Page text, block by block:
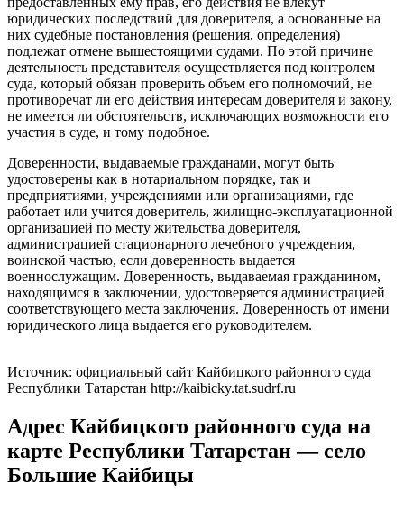
юридических последствий для доверителя, а основанные на
них судебные постановления (решения, определения)
подлежат отмене вышестоящими судами. По этой причине
деятельность представителя осуществляется под контролем
суда, который обязан проверить объем его полномочий, не
противоречат ли его действия интересам доверителя и закону,
не имеется ли обстоятельств, исключающих возможности его
участия в суде, и тому подобное.
Доверенности, выдаваемые гражданами, могут быть
удостоверены как в нотариальном порядке, так и
предприятиями, учреждениями или организациями, где
работает или учится доверитель, жилищно-эксплуатационной
организацией по месту жительства доверителя,
администрацией стационарного лечебного учреждения,
воинской частью, если доверенность выдается
военнослужащим. Доверенность, выдаваемая гражданином,
находящимся в заключении, удостоверяется администрацией
соответствующего места заключения. Доверенность от имени
юридического лица выдается его руководителем.
Источник: официальный сайт Кайбицкого районного суда
Республики Татарстан http://kaibicky.tat.sudrf.ru
Адрес Кайбицкого районного суда на
карте Республики Татарстан — село
Большие Кайбицы